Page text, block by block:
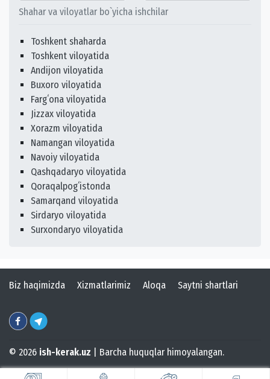
Shahar va viloyatlar bo`yicha ishchilar
Toshkent shaharda
Toshkent viloyatida
Andijon viloyatida
Buxoro viloyatida
Fargʻona viloyatida
Jizzax viloyatida
Xorazm viloyatida
Namangan viloyatida
Navoiy viloyatida
Qashqadaryo viloyatida
Qoraqalpogʻistonda
Samarqand viloyatida
Sirdaryo viloyatida
Surxondaryo viloyatida
Biz haqimizda Xizmatlarimiz Aloqa Saytni shartlari
© 2026 ish-kerak.uz | Barcha huquqlar himoyalangan.